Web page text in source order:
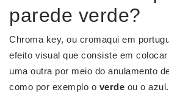
parede verde?
Chroma key, ou cromaqui em
efeito visual que consiste em
uma outra por meio do anulamento
como por exemplo o verde ou o azul.